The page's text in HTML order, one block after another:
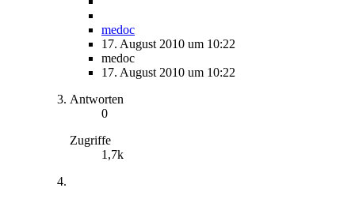
medoc
17. August 2010 um 10:22
medoc
17. August 2010 um 10:22
Antworten
0
Zugriffe
1,7k